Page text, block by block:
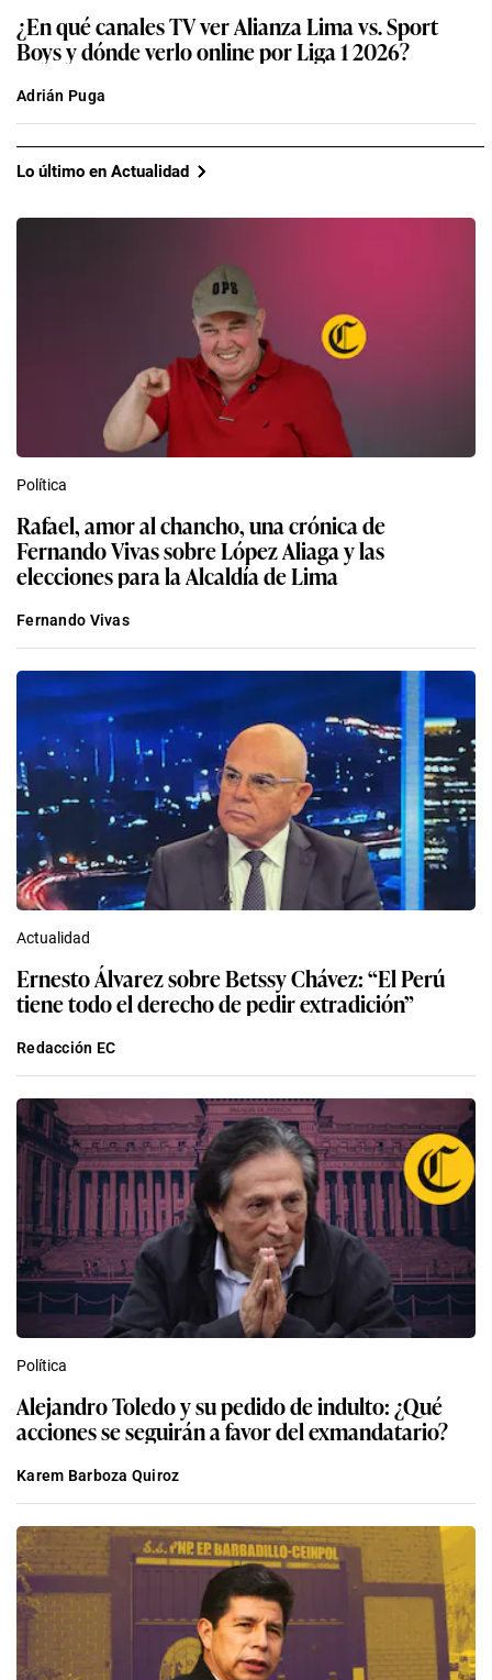
¿En qué canales TV ver Alianza Lima vs. Sport
Boys y dónde verlo online por Liga 1 2026?
Adrián Puga
Lo último en Actualidad
Política
Rafael, amor al chancho, una crónica de
Fernando Vivas sobre López Aliaga y las
elecciones para la Alcaldía de Lima
Fernando Vivas
Actualidad
Ernesto Álvarez sobre Betssy Chávez: “El Perú
tiene todo el derecho de pedir extradición”
Redacción EC
Política
Alejandro Toledo y su pedido de indulto: ¿Qué
acciones se seguirán a favor del exmandatario?
Karem Barboza Quiroz